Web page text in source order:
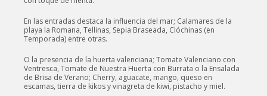
En las entradas destaca la influencia del mar; Calamares de la
playa la Romana, Tellinas, Sepia Braseada, Clóchinas (en
Temporada) entre otras.
O la presencia de la huerta valenciana; Tomate Valenciano con
Ventresca, Tomate de Nuestra Huerta con Burrata o la Ensalada
de Brisa de Verano; Cherry, aguacate, mango, queso en
escamas, tierra de kikos y vinagreta de kiwi, pistacho y miel.